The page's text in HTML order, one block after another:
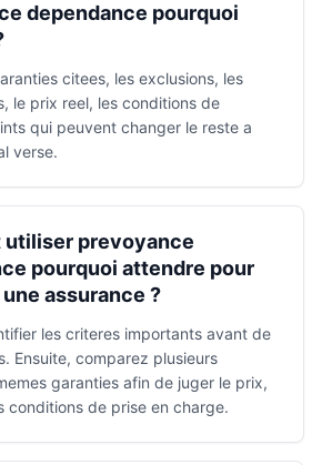
dependance pourquoi
citees, les exclusions, les
le prix reel, les conditions de
qui peuvent changer le reste a
verse.
utiliser prevoyance
pourquoi attendre pour
assurance ?
les criteres importants avant de
Ensuite, comparez plusieurs
garanties afin de juger le prix,
conditions de prise en charge.